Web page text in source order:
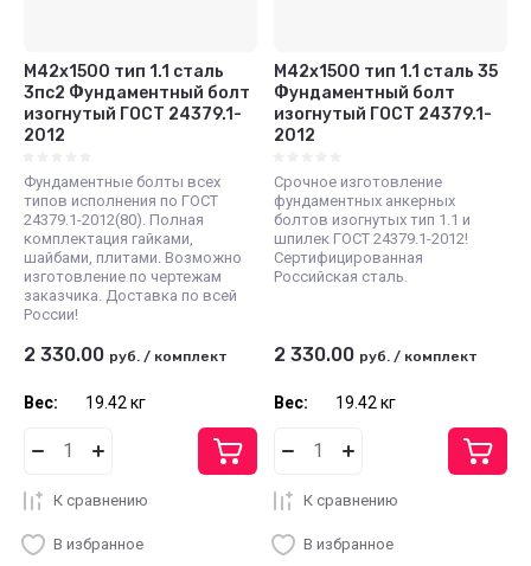
М42x1500 тип 1.1 сталь
3пс2 Фундаментный болт
изогнутый ГОСТ 24379.1-
2012
Фундаментные болты всех
типов исполнения по ГОСТ
24379.1-2012(80). Полная
комплектация гайками,
шайбами, плитами. Возможно
изготовление по чертежам
заказчика. Доставка по всей
России!
2 330.00 руб. / комплект
Вес: 19.42 кг
К сравнению
В избранное
М42x1500 тип 1.1 сталь 35
Фундаментный болт
изогнутый ГОСТ 24379.1-
2012
Срочное изготовление
фундаментных анкерных
болтов изогнутых тип 1.1 и
шпилек ГОСТ 24379.1-2012!
Сертифицированная
Российская сталь.
2 330.00 руб. / комплект
Вес: 19.42 кг
К сравнению
В избранное